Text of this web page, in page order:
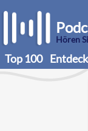
Hören
Top 100